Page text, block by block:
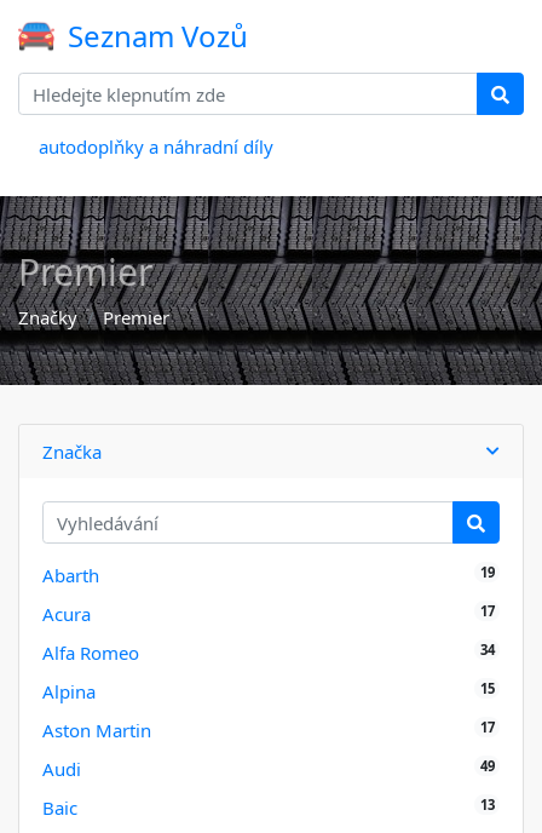
Seznam Vozů
autodoplňky a náhradní díly
Premier
Značky Premier
Značka
Abarth 19
Acura 17
Alfa Romeo 34
Alpina 15
Aston Martin 17
Audi 49
Baic 13